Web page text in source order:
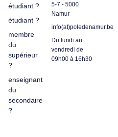
étudiant ?
étudiant ?
membre
du
supérieur
?
enseignant
du
secondaire
?
5-7 - 5000
Namur
info(at)poledenamur.be
Du lundi au
vendredi de
09h00 à 16h30